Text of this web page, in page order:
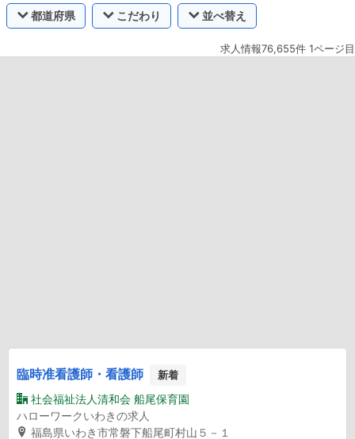
都道府県 こだわり 並べ替え
求人情報76,655件 1ページ目
臨時准看護師・看護師 新着
社会福祉法人清和会 船尾保育園
ハローワークいわきの求人
福島県いわき市常磐下船尾町村山５－１